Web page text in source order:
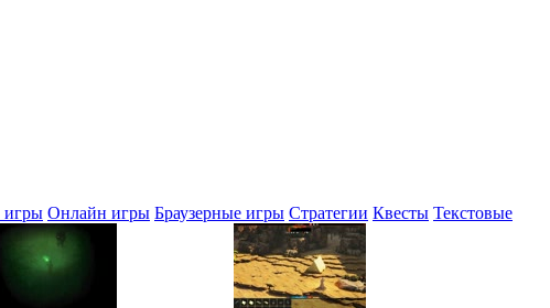
игры Онлайн игры Браузерные игры Стратегии Квесты Текстовые